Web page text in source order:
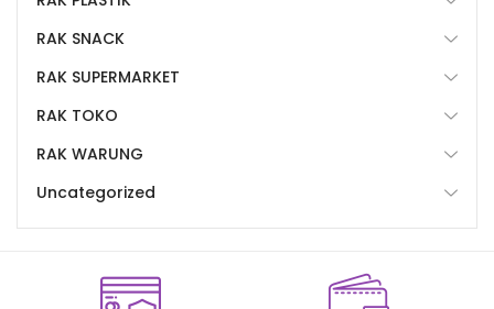
RAK SNACK
RAK SUPERMARKET
RAK TOKO
RAK WARUNG
Uncategorized